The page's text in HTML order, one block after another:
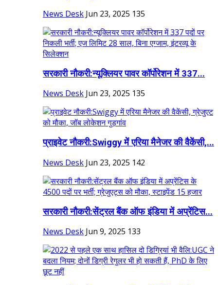
News Desk Jun 23, 2025 135
सरकारी नौकरी:न्यूक्लियर पावर कॉर्पोरेशन में 337...
News Desk Jun 23, 2025 135
प्राइवेट नौकरी:Swiggy में एरिया मैनेजर की वैकेंसी,...
News Desk Jun 23, 2025 142
सरकारी नौकरी:सेंट्रल बैंक ऑफ इंडिया में अप्रेंटिस...
News Desk Jun 9, 2025 133